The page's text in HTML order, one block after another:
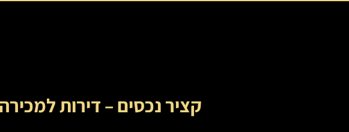
קציר נכסים – דירות